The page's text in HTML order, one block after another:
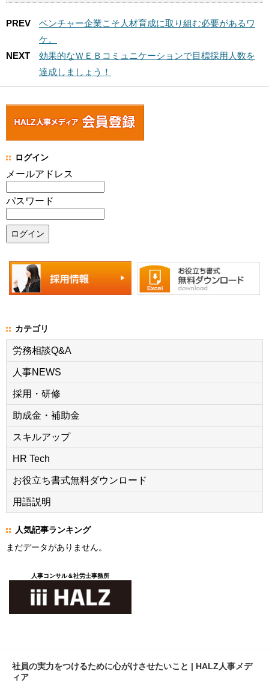
PREV
ベンチャー企業こそ人材育成に取り組む必要があるワ
ケ。
NEXT
効果的なＷＥＢコミュニケーションで目標採用人数を
達成しましょう！
ログイン
メールアドレス
パスワード
カテゴリ
労務相談Q&A
人事NEWS
採用・研修
助成金・補助金
スキルアップ
HR Tech
お役立ち書式無料ダウンロード
用語説明
人気記事ランキング
まだデータがありません。
人事コンサル＆社労士事務所
社員の実力をつけるために心がけさせたいこと | HALZ人事メデ
ィア